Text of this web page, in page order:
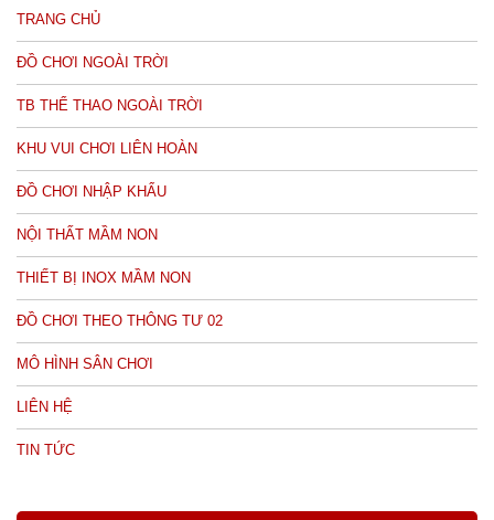
TRANG CHỦ
ĐỒ CHƠI NGOÀI TRỜI
TB THỂ THAO NGOÀI TRỜI
KHU VUI CHƠI LIÊN HOÀN
ĐỒ CHƠI NHẬP KHẨU
NỘI THẤT MẦM NON
THIẾT BỊ INOX MẦM NON
ĐỒ CHƠI THEO THÔNG TƯ 02
MÔ HÌNH SÂN CHƠI
LIÊN HỆ
TIN TỨC